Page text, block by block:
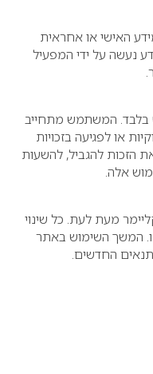
האישי או אחראית
נעשה על ידי המפעיל
המשתמש מתחייב
או לפגיעה בזכויות
הזכות להגביל, להשעות
אלה.
מעת לעת. כל שינוי
המשך השימוש באתר
החדשים.